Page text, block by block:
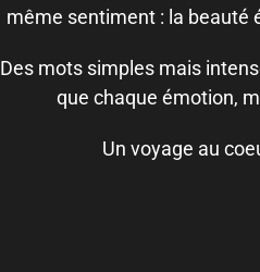
même sentiment : la beauté
Des mots simples mais
que chaque émotion,
Un voyage au